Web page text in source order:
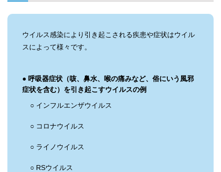
ウイルス感染により引き起こされる疾患や症状はウイル
スによって様々です。
● 呼吸器症状（咳、鼻水、喉の痛みなど、俗にいう風邪
症状を含む）を引き起こすウイルスの例
○ インフルエンザウイルス
○ コロナウイルス
○ ライノウイルス
○ RSウイルス